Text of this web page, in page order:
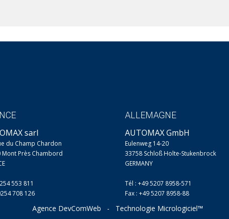
sarl
du Champ Chardon
Mont Près Chambord
553 811
708 126
ALLEMAGNE
AUTOMAX GmbH
Eulenweg 14-20
33758 Schloß Holte-Stukenbrock
GERMANY
Tél : +49 5207 8958-571
Fax : +49 5207 8958-88
Agence DevComWeb - Technologie Micrologiciel™